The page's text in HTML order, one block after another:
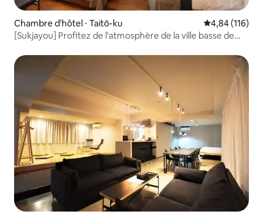
Chambre d'hôtel ⋅ Taitō-ku Évaluation
4,84 (116)
[Sukjayou] Profitez de l'atmosphère de la ville basse de
chambres, à 2 minutes à pied de la gare d'Iriya et à 6
minutes de la gare de Yuyu !